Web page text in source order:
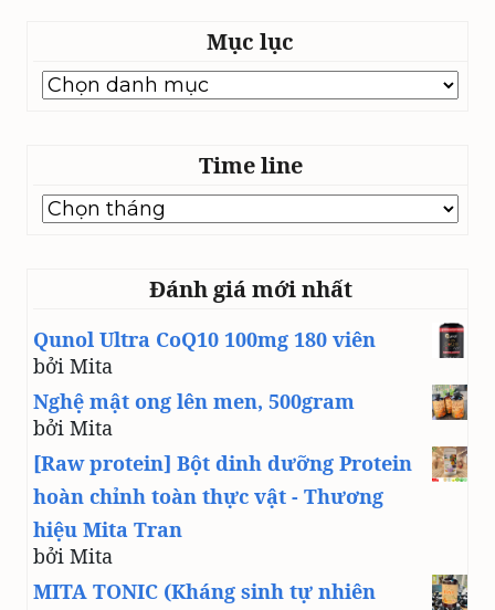
Mục lục
Mục
lục
Time line
Time
line
Đánh giá mới nhất
Qunol Ultra CoQ10 100mg 180 viên
bởi Mita
Nghệ mật ong lên men, 500gram
bởi Mita
[Raw protein] Bột dinh dưỡng Protein
hoàn chỉnh toàn thực vật - Thương
hiệu Mita Tran
bởi Mita
MITA TONIC (Kháng sinh tự nhiên